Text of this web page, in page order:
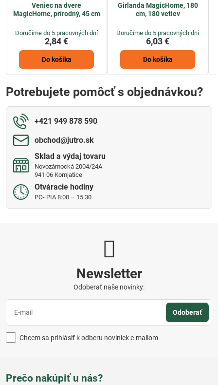
Veniec na dvere
MagicHome, prírodný, 45 cm
Doručíme do 5 pracovných dní
2,84 €
Do košíka
Girlanda MagicHome, 180
cm, 180 vetiev
Doručíme do 5 pracovných dní
6,03 €
Do košíka
Potrebujete pomôcť s objednávkou?
+421 949 878 590
obchod​@jutro​.sk
Sklad a výdaj tovaru
Novozámocká 2004/24A
941 06 Komjatice
Otváracie hodiny
PO- PIA 8:00 – 15:30
Newsletter
Odoberať naše novinky:
Odoberať
Chcem sa prihlásiť k odberu noviniek e-mailom
Prečo nakúpiť u nás?